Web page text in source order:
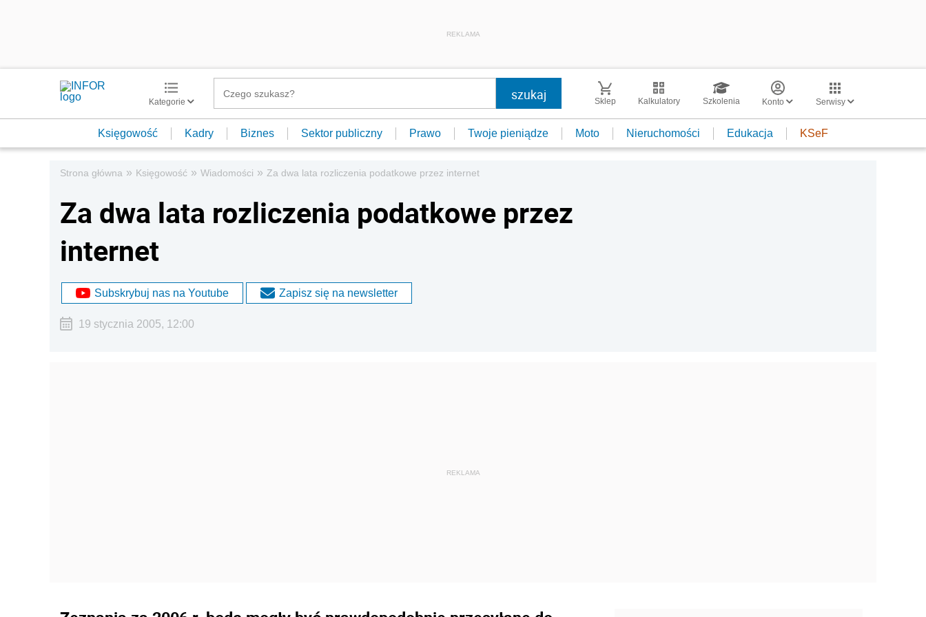
REKLAMA
Kategorie Sklep Kalkulatory Szkolenia Konto Serwisy
Księgowość Kadry Biznes Sektor publiczny Prawo Twoje pieniądze Moto Nieruchomości Edukacja KSeF
Strona główna » Księgowość » Wiadomości » Za dwa lata rozliczenia podatkowe przez internet
Za dwa lata rozliczenia podatkowe przez
internet
Subskrybuj nas na Youtube Zapisz się na newsletter
19 stycznia 2005, 12:00